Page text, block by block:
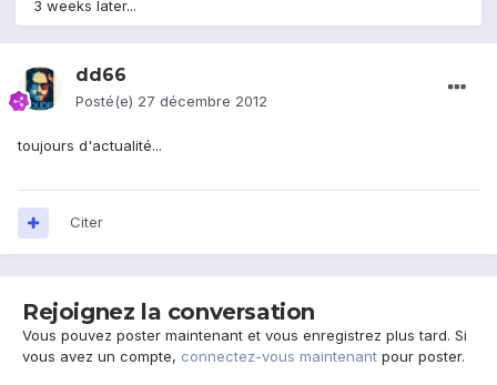
3 weeks later...
dd66
Posté(e) 27 décembre 2012
toujours d'actualité...
Citer
Rejoignez la conversation
Vous pouvez poster maintenant et vous enregistrez plus tard. Si
vous avez un compte, connectez-vous maintenant pour poster.